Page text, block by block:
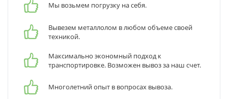
Мы возьмем погрузку на себя.
Вывезем металлолом в любом объеме своей
техникой.
Максимально экономный подход к
транспортировке. Возможен вывоз за наш счет.
Многолетний опыт в вопросах вывоза.